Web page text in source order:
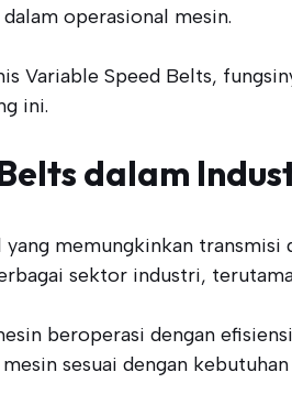
operasional mesin.
Variable Speed Belts,
ini.
dalam
memungkinkan
sektor industri,
beroperasi dengan
sesuai dengan